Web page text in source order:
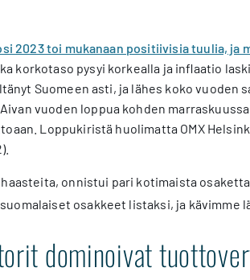
2023 toi mukanaan positiivisia tuulia,
korkotaso pysyi korkealla ja inflaatio
Suomeen asti, ja lähes koko vuoden
vuoden loppua kohden
Loppukiristä huolimatta OMX
onnistui pari kotimaista
osakkeet listaksi, ja kävimme
dominoivat